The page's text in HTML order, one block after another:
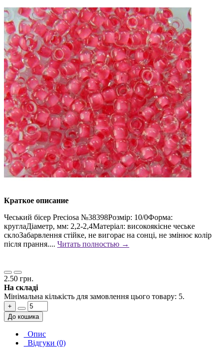
Краткое описание
Чеський бісер Preciosa №38398Розмір: 10/0Форма:
круглаДіаметр, мм: 2,2-2,4Матеріал: високоякісне чеське
склоЗабарвлення стійке, не вигорає на сонці, не змінює колір
після прання.... Читать полностью →
2.50 грн.
На складі
Мінімальна кількість для замовлення цього товару: 5.
+
До кошика
Опис
Відгуки (0)